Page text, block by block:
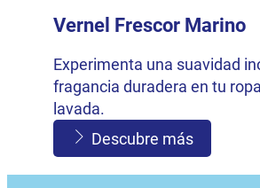
Vernel Frescor Marino
Experimenta una suavidad
fragancia duradera en tu
lavada.
Descubre más